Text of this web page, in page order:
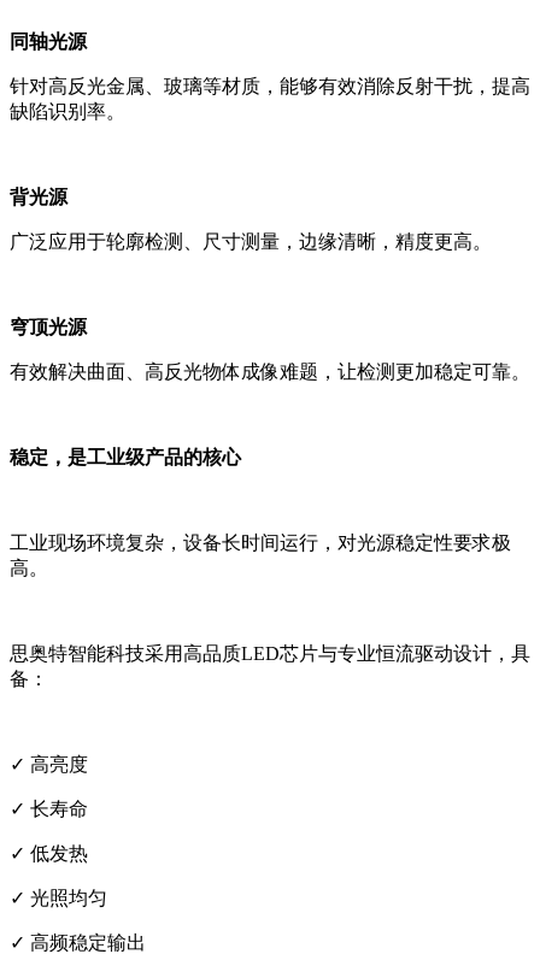
同轴光源
针对高反光金属、玻璃等材质，能够有效消除反射干扰，提高
缺陷识别率。
背光源
广泛应用于轮廓检测、尺寸测量，边缘清晰，精度更高。
穹顶光源
有效解决曲面、高反光物体成像难题，让检测更加稳定可靠。
稳定，是工业级产品的核心
工业现场环境复杂，设备长时间运行，对光源稳定性要求极
高。
思奥特智能科技采用高品质LED芯片与专业恒流驱动设计，具
备：
✓ 高亮度
✓ 长寿命
✓ 低发热
✓ 光照均匀
✓ 高频稳定输出